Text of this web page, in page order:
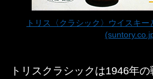
トリス〈クラシック〉ウイスキ
トリスクラシックは1946年